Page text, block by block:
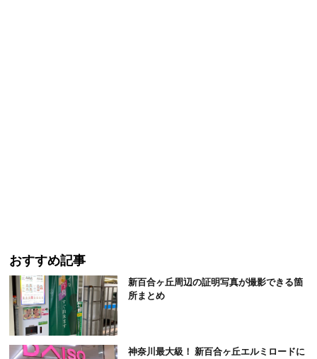
おすすめ記事
新百合ヶ丘周辺の証明写真が撮影できる箇
所まとめ
神奈川最大級！ 新百合ヶ丘エルミロードに